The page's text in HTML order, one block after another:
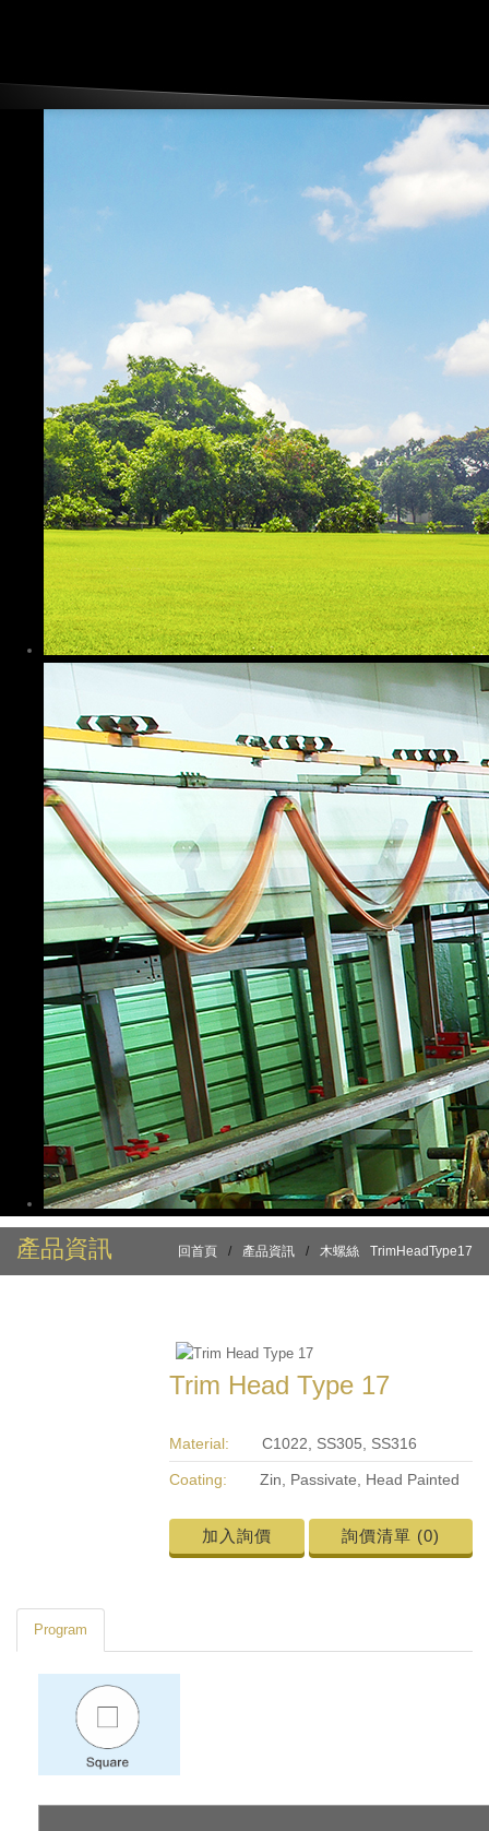
產品資訊 回首頁 / 產品資訊 / 木螺絲 TrimHeadType17
Trim Head Type 17
Material: C1022, SS305, SS316
Coating: Zin, Passivate, Head Painted
加入詢價 詢價清單 (0)
Program